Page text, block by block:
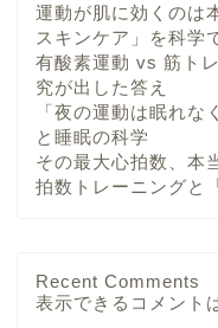
運動が肌に効くのは
スキンケア」を科学
有酸素運動 vs 筋ト
究が出した答え
「夜の運動は眠れ
と睡眠の科学
その最大心拍数、本
拍数トレーニングと
Recent Comments
表示できるコメント